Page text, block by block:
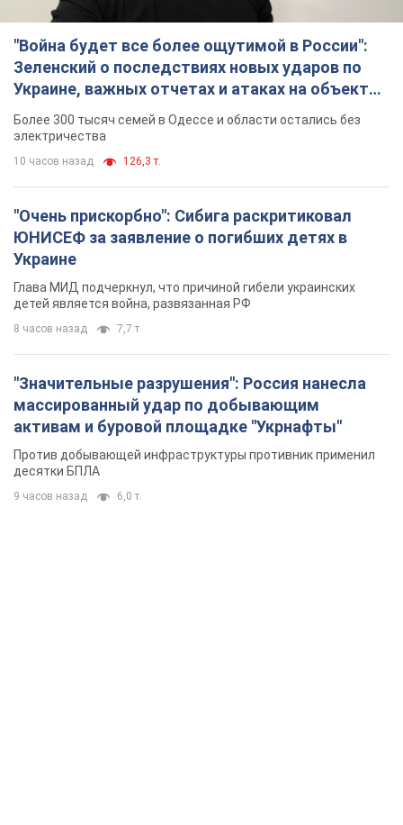
"Война будет все более ощутимой в России":
Зеленский о последствиях новых ударов по
Украине, важных отчетах и атаках на объекты
противника. Видео
Более 300 тысяч семей в Одессе и области остались без
электричества
10 часов назад 126,3 т.
"Очень прискорбно": Сибига раскритиковал
ЮНИСЕФ за заявление о погибших детях в
Украине
Глава МИД подчеркнул, что причиной гибели украинских
детей является война, развязанная РФ
8 часов назад 7,7 т.
"Значительные разрушения": Россия нанесла
массированный удар по добывающим
активам и буровой площадке "Укрнафты"
Против добывающей инфраструктуры противник применил
десятки БПЛА
9 часов назад 6,0 т.